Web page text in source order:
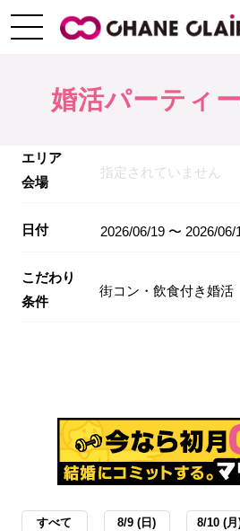
婚活パーティ
エリア
会場
指定されていません
日付 2026/06/19 〜 2026/06/
こだわり
条件
街コン・飲食付き婚活
すべて 8/9 (日) 8/10 (月